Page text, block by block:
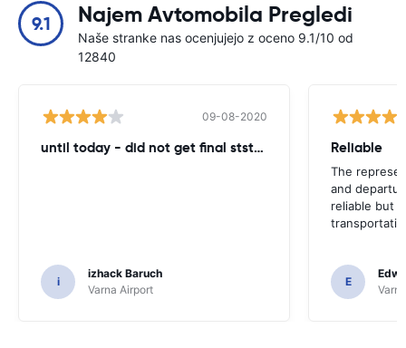
9.1 Najem Avtomobila Pregledi
Naše stranke nas ocenjujejo z oceno 9.1/10 od
12840
09-08-2020
until today - did not get final ststemant of the rent !!
i
izhack Baruch
Varna Airport
Reliable
The
and
reliable but
E